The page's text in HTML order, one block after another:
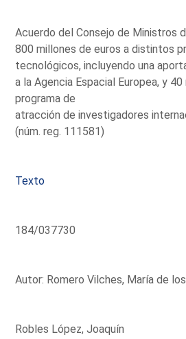
Acuerdo del Consejo de Ministros
800 millones de euros a distintos
tecnológicos, incluyendo una
a la Agencia Espacial Europea, y
programa de
atracción de investigadores
(núm. reg. 111581)
Texto
184/037730
Autor: Romero Vilches, María de
Robles López, Joaquín